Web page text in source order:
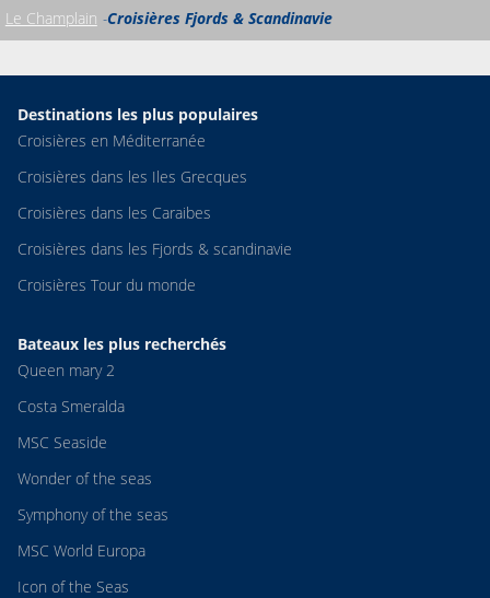
Le Champlain Croisières Fjords & Scandinavie
Destinations les plus populaires
Croisières en Méditerranée
Croisières dans les Iles Grecques
Croisières dans les Caraibes
Croisières dans les Fjords & scandinavie
Croisières Tour du monde
Bateaux les plus recherchés
Queen mary 2
Costa Smeralda
MSC Seaside
Wonder of the seas
Symphony of the seas
MSC World Europa
Icon of the Seas